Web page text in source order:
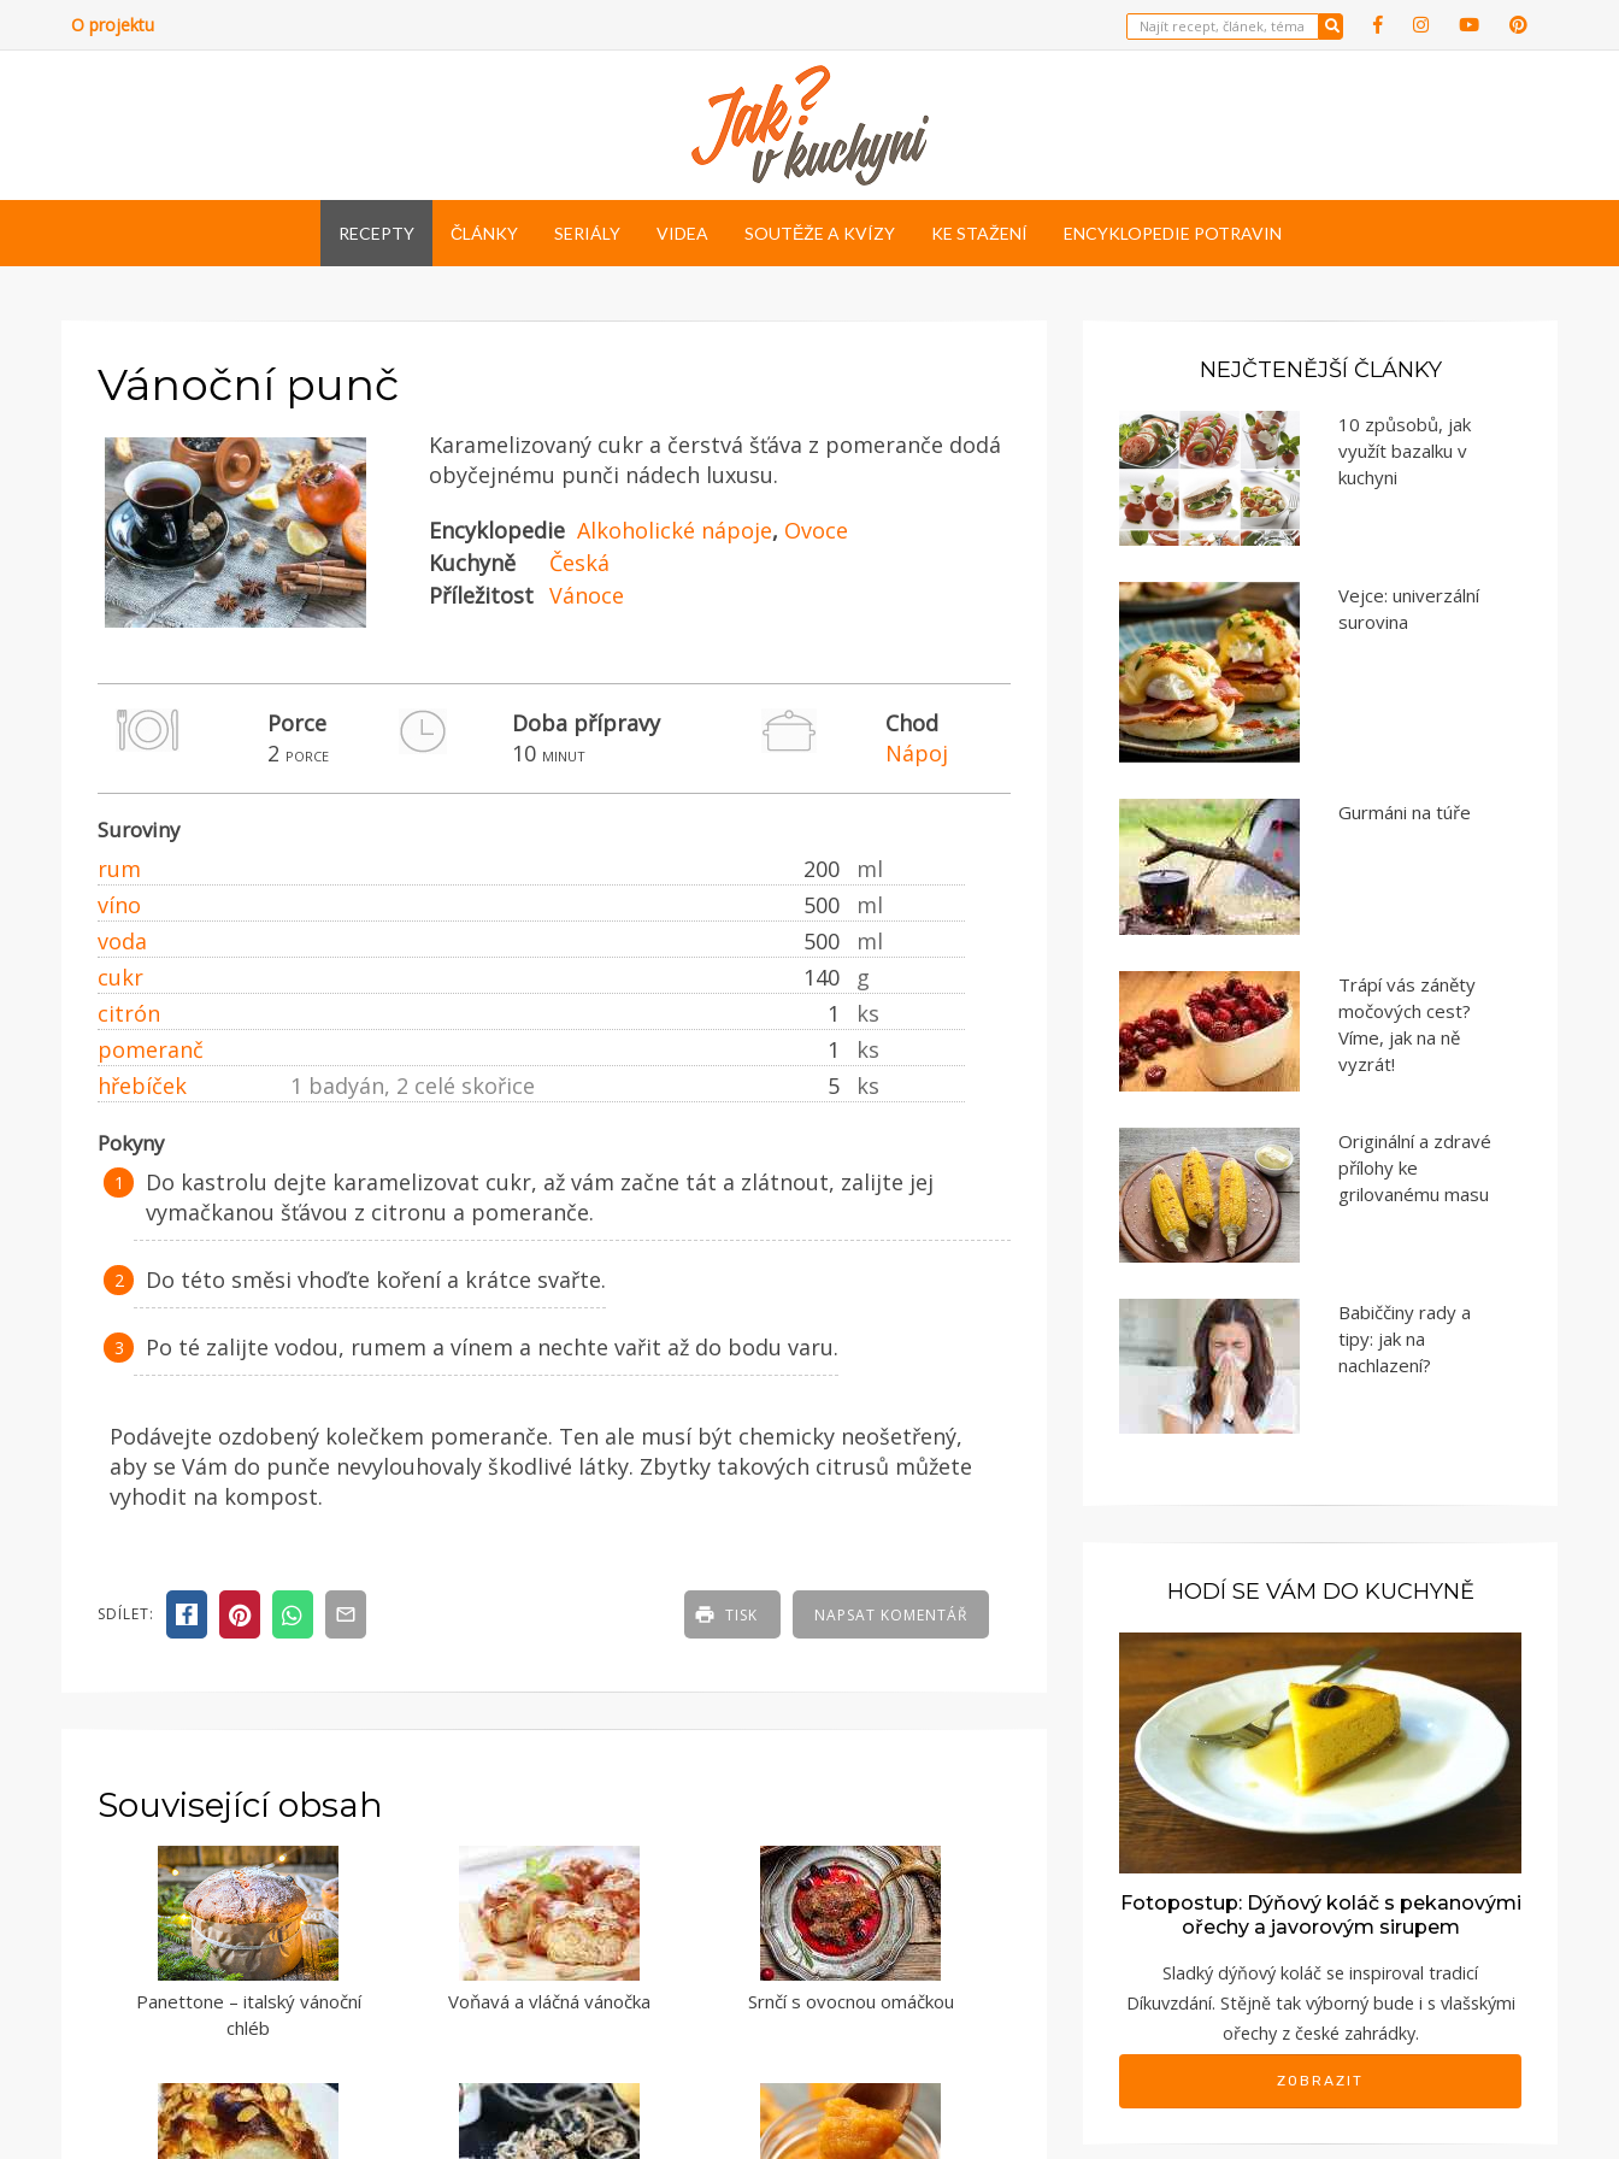
O projektu
RECEPTY ČLÁNKY SERIÁLY VIDEA SOUTĚŽE A KVÍZY KE STAŽENÍ ENCYKLOPEDIE POTRAVIN
Vánoční punč
Karamelizovaný cukr a čerstvá šťáva z pomeranče dodá
obyčejnému punči nádech luxusu.
Encyklopedie Alkoholické nápoje, Ovoce
Kuchyně
Česká
Příležitost Vánoce
Porce
2 porce
Doba přípravy
10 minut
Chod
Nápoj
Suroviny
rum 200
ml
víno
500
ml
voda
500
ml
cukr
140
g
citrón
1
ks
pomeranč
1
ks
hřebíček
5 ks
1 badyán, 2 celé skořice
Pokyny
Do kastrolu dejte karamelizovat cukr, až vám začne tát a zlátnout, zalijte jej
vymačkanou šťávou z citronu a pomeranče.
Do této směsi vhoďte koření a krátce svařte.
Po té zalijte vodou, rumem a vínem a nechte vařit až do bodu varu.
Podávejte ozdobený kolečkem pomeranče. Ten ale musí být chemicky neošetřený,
aby se Vám do punče nevylouhovaly škodlivé látky. Zbytky takových citrusů můžete
vyhodit na kompost.
SDÍLET: NAPSAT KOMENTÁŘ
TISK
Související obsah
Panettone – italský vánoční
chléb
Voňavá a vláčná vánočka Srnčí s ovocnou omáčkou
NEJČTENĚJŠÍ ČLÁNKY
10 způsobů, jak
využít bazalku v
kuchyni
Vejce: univerzální
surovina
Gurmáni na túře
Trápí vás záněty
močových cest?
Víme, jak na ně
vyzrát!
Originální a zdravé
přílohy ke
grilovanému masu
Babiččiny rady a
tipy: jak na
nachlazení?
HODÍ SE VÁM DO KUCHYNĚ
Fotopostup: Dýňový koláč s pekanovými
ořechy a javorovým sirupem
Sladký dýňový koláč se inspiroval tradicí
Díkuvzdání. Stějně tak výborný bude i s vlašskými
ořechy z české zahrádky.
ZOBRAZIT